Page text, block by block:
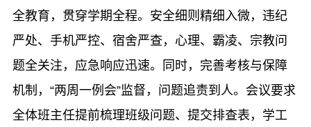
全教育，贯穿学期全程。安全细则精细入微， 违纪
严处、手机严控、 宿舍严查，心理、霸凌、宗教问
题全关注，应急响应迅速。同时，完善考核与保障
机制，“两周一例会”监督，问题追责到人。 会议要求
全体班主任提前梳理班级问题、提交排查表，学工